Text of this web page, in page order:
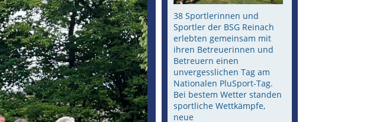
38 Sportlerinnen und
Sportler der BSG Reinach
erlebten gemeinsam mit
ihren Betreuerinnen und
Betreuern einen
unvergesslichen Tag am
Nationalen PluSport-Tag.
Bei bestem Wetter standen
sportliche Wettkämpfe,
neue